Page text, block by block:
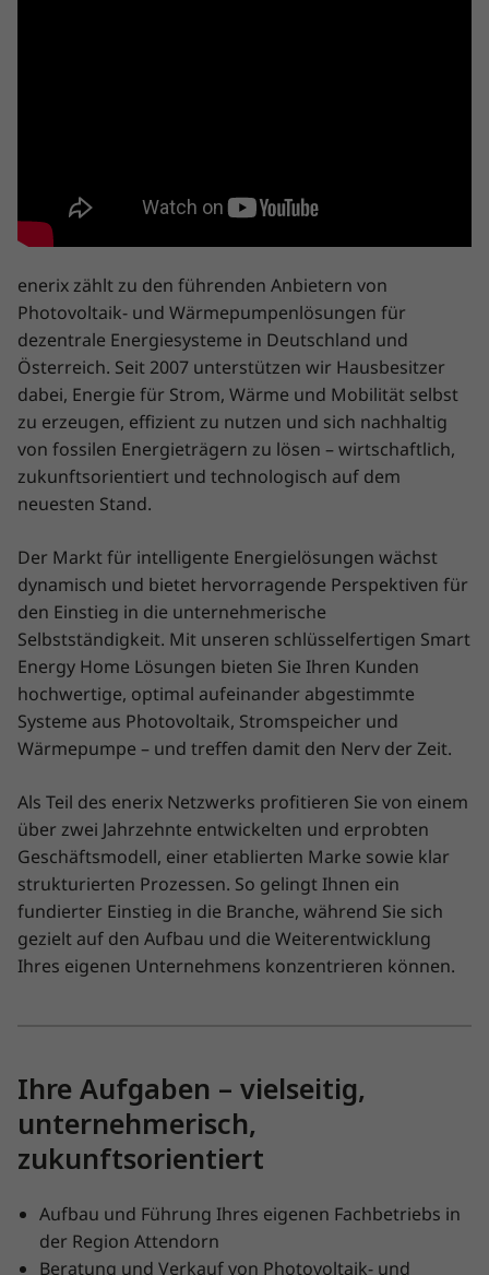
enerix zählt zu den führenden Anbietern von
Photovoltaik- und Wärmepumpenlösungen für
dezentrale Energiesysteme in Deutschland und
Österreich. Seit 2007 unterstützen wir Hausbesitzer
dabei, Energie für Strom, Wärme und Mobilität selbst
zu erzeugen, effizient zu nutzen und sich nachhaltig
von fossilen Energieträgern zu lösen – wirtschaftlich,
zukunftsorientiert und technologisch auf dem
neuesten Stand.
Der Markt für intelligente Energielösungen wächst
dynamisch und bietet hervorragende Perspektiven für
den Einstieg in die unternehmerische
Selbstständigkeit. Mit unseren schlüsselfertigen Smart
Energy Home Lösungen bieten Sie Ihren Kunden
hochwertige, optimal aufeinander abgestimmte
Systeme aus Photovoltaik, Stromspeicher und
Wärmepumpe – und treffen damit den Nerv der Zeit.
Als Teil des enerix Netzwerks profitieren Sie von einem
über zwei Jahrzehnte entwickelten und erprobten
Geschäftsmodell, einer etablierten Marke sowie klar
strukturierten Prozessen. So gelingt Ihnen ein
fundierter Einstieg in die Branche, während Sie sich
gezielt auf den Aufbau und die Weiterentwicklung
Ihres eigenen Unternehmens konzentrieren können.
Ihre Aufgaben – vielseitig,
unternehmerisch,
zukunftsorientiert
Aufbau und Führung Ihres eigenen Fachbetriebs in
der Region Attendorn